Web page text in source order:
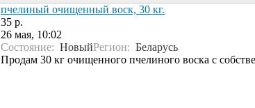
пчелиный очищенный воск, 30 кг.
35 р.
26 мая, 10:02
Состояние: НовыйРегион: Беларусь
Продам 30 кг очищенного пчелиного воска с